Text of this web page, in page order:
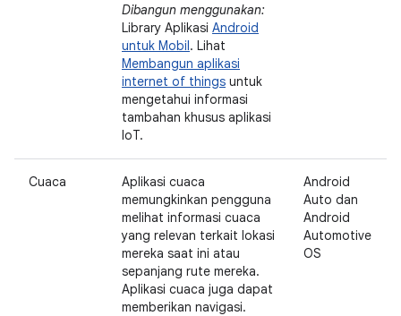
Dibangun menggunakan:
Library Aplikasi Android
untuk Mobil. Lihat
Membangun aplikasi
internet of things untuk
mengetahui informasi
tambahan khusus aplikasi
IoT.
Cuaca
Aplikasi cuaca
memungkinkan pengguna
melihat informasi cuaca
yang relevan terkait lokasi
mereka saat ini atau
sepanjang rute mereka.
Aplikasi cuaca juga dapat
memberikan navigasi.
Android
Auto dan
Android
Automotive
OS